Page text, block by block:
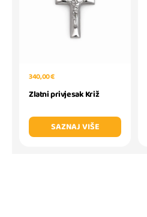
340,00 €
Zlatni privjesak Križ
SAZNAJ VIŠE